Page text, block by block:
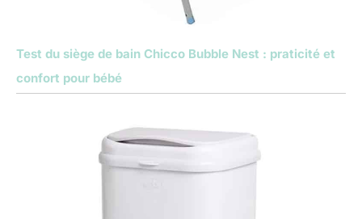
Test du siège de bain Chicco Bubble Nest : praticité et
confort pour bébé